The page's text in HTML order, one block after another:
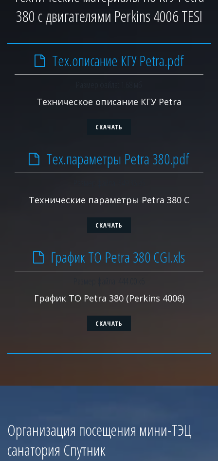
380 с двигателями Perkins 4006 TESI
Тех.описание КГУ Petra.pdf
Техническое описание КГУ Petra
СКАЧАТЬ
Тех.параметры Petra 380.pdf
Технические параметры Petra 380 C
СКАЧАТЬ
График ТО Petra 380 CGI.xls
График ТО Petra 380 (Perkins 4006)
СКАЧАТЬ
Организация посещения мини-ТЭЦ
санатория Спутник